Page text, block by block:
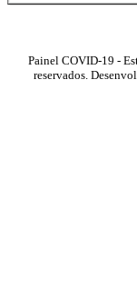
Painel COVID-19 -
reservados.